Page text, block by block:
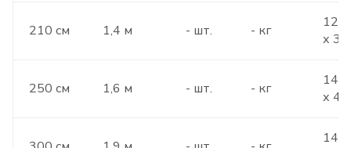
210 см 1,4 м - шт. - кг
120
х
250 см 1,6 м - шт. - кг
140
х
140